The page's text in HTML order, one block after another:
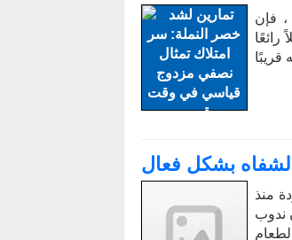
، فإن
بشكل فعال
منذ
ندوب